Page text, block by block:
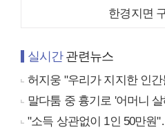
한경지면
실시간관련뉴스
허지웅 "우리가 지지한 인간들
말다툼 중 흉기로 '어머니
"소득 상관없이 1인 50만원